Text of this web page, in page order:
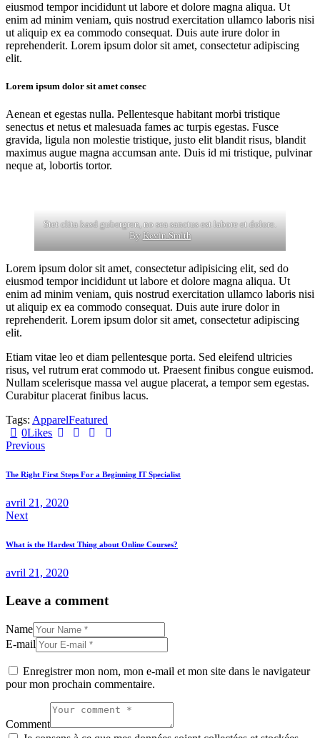
eiusmod tempor incididunt ut labore et dolore magna aliqua. Ut
enim ad minim veniam, quis nostrud exercitation ullamco laboris nisi
ut aliquip ex ea commodo consequat. Duis aute irure dolor in
reprehenderit. Lorem ipsum dolor sit amet, consectetur adipiscing
elit.
Lorem ipsum dolor sit amet consec
Aenean et egestas nulla. Pellentesque habitant morbi tristique
senectus et netus et malesuada fames ac turpis egestas. Fusce
gravida, ligula non molestie tristique, justo elit blandit risus, blandit
maximus augue magna accumsan ante. Duis id mi tristique, pulvinar
neque at, lobortis tortor.
Stet clita kasd gubergren, no sea sanctus est labore et dolore.
ByKevin Smith
Lorem ipsum dolor sit amet, consectetur adipisicing elit, sed do
eiusmod tempor incididunt ut labore et dolore magna aliqua. Ut
enim ad minim veniam, quis nostrud exercitation ullamco laboris nisi
ut aliquip ex ea commodo consequat. Duis aute irure dolor in
reprehenderit. Lorem ipsum dolor sit amet, consectetur adipiscing
elit.
Etiam vitae leo et diam pellentesque porta. Sed eleifend ultricies
risus, vel rutrum erat commodo ut. Praesent finibus congue euismod.
Nullam scelerisque massa vel augue placerat, a tempor sem egestas.
Curabitur placerat finibus lacus.
Tags: ApparelFeatured
0Likes
Previous
The Right First Steps For a Beginning IT Specialist
avril 21, 2020
Next
What is the Hardest Thing about Online Courses?
avril 21, 2020
Leave a comment
Name
E-mail
Enregistrer mon nom, mon e-mail et mon site dans le navigateur
pour mon prochain commentaire.
Comment